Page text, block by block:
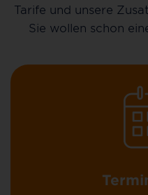
Tarife und unsere
Sie wollen schon